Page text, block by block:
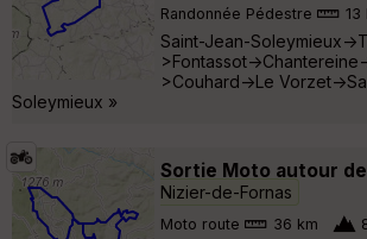
Randonnée Pédestre
Saint-Jean-Soleymieux-
>Fontassot-
>Couhard->Le Vorzet-
Soleymieux »
Sortie Moto autour
Nizier-de-Fornas
Moto route 36 km